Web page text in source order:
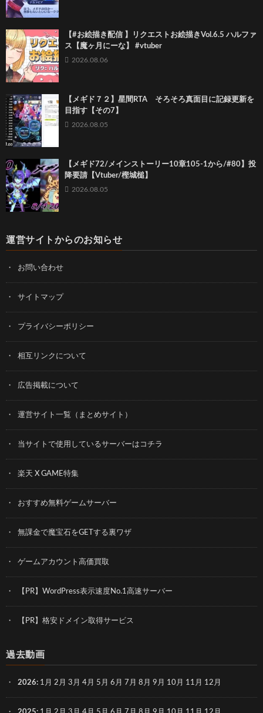
【#お絵描き配信 】リクエストお絵描きVol.6.5 ハルファ
ス【魔ヶ月にーな】 #vtuber
2026.08.06
【メギド７２】星間RTA そろそろ真面目に記録更新を
目指す【その7】
2026.08.05
【メギド72/メインストーリー10章105-1から/#80】投
降要請【Vtuber/樫城槌】
2026.08.05
運営サイトからのお知らせ
お問い合わせ
サイトマップ
プライバシーポリシー
相互リンクについて
広告掲載について
運営サイト一覧（まとめサイト）
当サイトで使用しているサーバーはコチラ
楽天 X GAME特集
おすすめ無料ゲームサーバー
無課金で魔宝石をGETする裏ワザ
ゲームアカウント高価買取
【PR】WordPress表示速度No.1高速サーバー
【PR】格安ドメイン取得サービス
過去動画
2026: 1月 2月 3月 4月 5月 6月 7月 8月 9月 10月 11月 12月